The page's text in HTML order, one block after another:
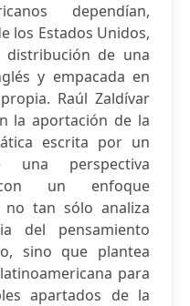
dependían,
los Estados Unidos,
de una
y empacada en
Raúl Zaldívar
la aportación de la
escrita por un
una perspectiva
un enfoque
no tan sólo analiza
del pensamiento
sino que plantea
para
apartados de la